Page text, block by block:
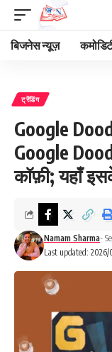
बिजनेस न्यूज़
ट्रेंडिंग
Google
Google
कॉफ़ी; यहाँ
Last updated: 2026/
Namam Sharma-